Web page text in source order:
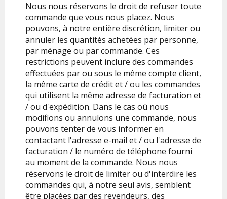
Nous nous réservons le droit de refuser toute
commande que vous nous placez. Nous
pouvons, à notre entière discrétion, limiter ou
annuler les quantités achetées par personne,
par ménage ou par commande. Ces
restrictions peuvent inclure des commandes
effectuées par ou sous le même compte client,
la même carte de crédit et / ou les commandes
qui utilisent la même adresse de facturation et
/ ou d'expédition. Dans le cas où nous
modifions ou annulons une commande, nous
pouvons tenter de vous informer en
contactant l'adresse e-mail et / ou l'adresse de
facturation / le numéro de téléphone fourni
au moment de la commande. Nous nous
réservons le droit de limiter ou d'interdire les
commandes qui, à notre seul avis, semblent
être placées par des revendeurs, des